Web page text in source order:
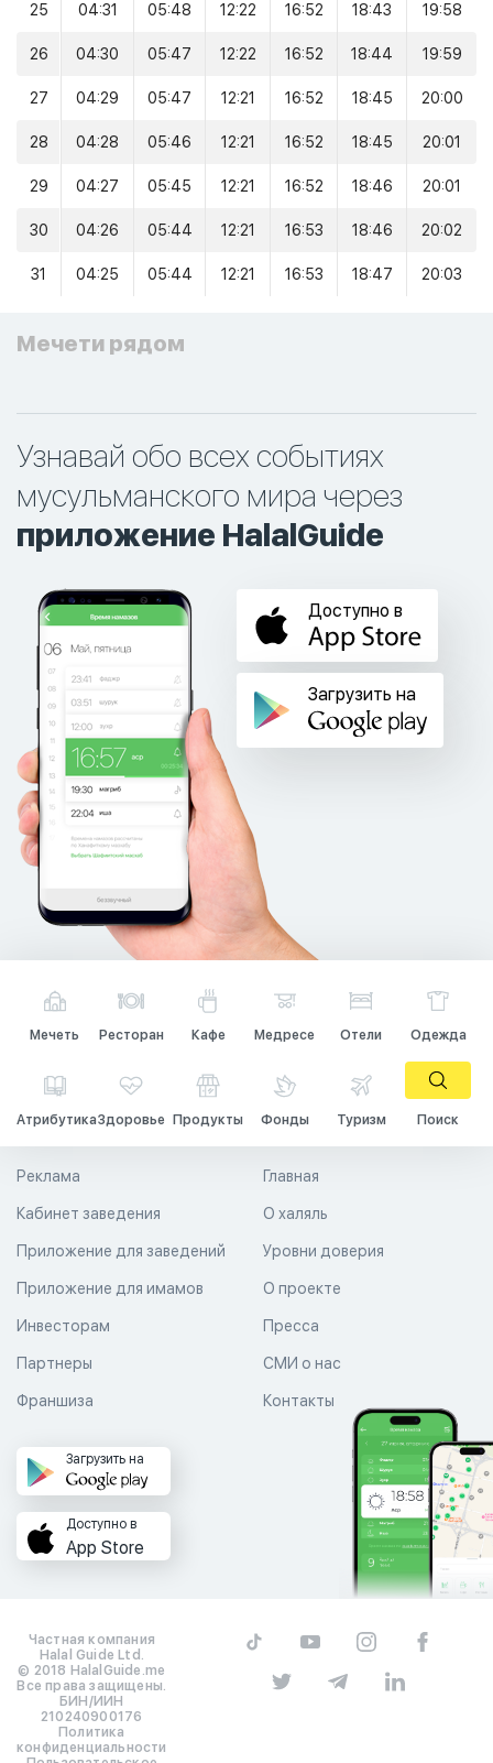
25 04:31 05:48 12:22 16:52 18:43 19:58
26 04:30 05:47 12:22 16:52 18:44 19:59
27 04:29 05:47 12:21 16:52 18:45 20:00
28 04:28 05:46 12:21 16:52 18:45 20:01
29 04:27 05:45 12:21 16:52 18:46 20:01
30 04:26 05:44 12:21 16:53 18:46 20:02
31 04:25 05:44 12:21 16:53 18:47 20:03
Мечети рядом
Узнавай обо всех событиях
мусульманского мира через
приложение HalalGuide
Доступно в
Загрузить на
Мечеть Ресторан Кафе Медресе Отели Одежда
АтрибутикаЗдоровье Продукты Фонды Туризм Поиск
Главная
О халяль
Уровни доверия
Реклама
Кабинет заведения
Приложение для заведений
Приложение для имамов О проекте
Пресса
СМИ о нас
Контакты
Инвесторам
Партнеры
Франшиза
Загрузить на
Доступно в
App Store
Частная компания
Halal Guide Ltd.
© 2018 HalalGuide.me
Все права защищены.
БИН/ИИН
210240900176
Политика
конфиденциальности